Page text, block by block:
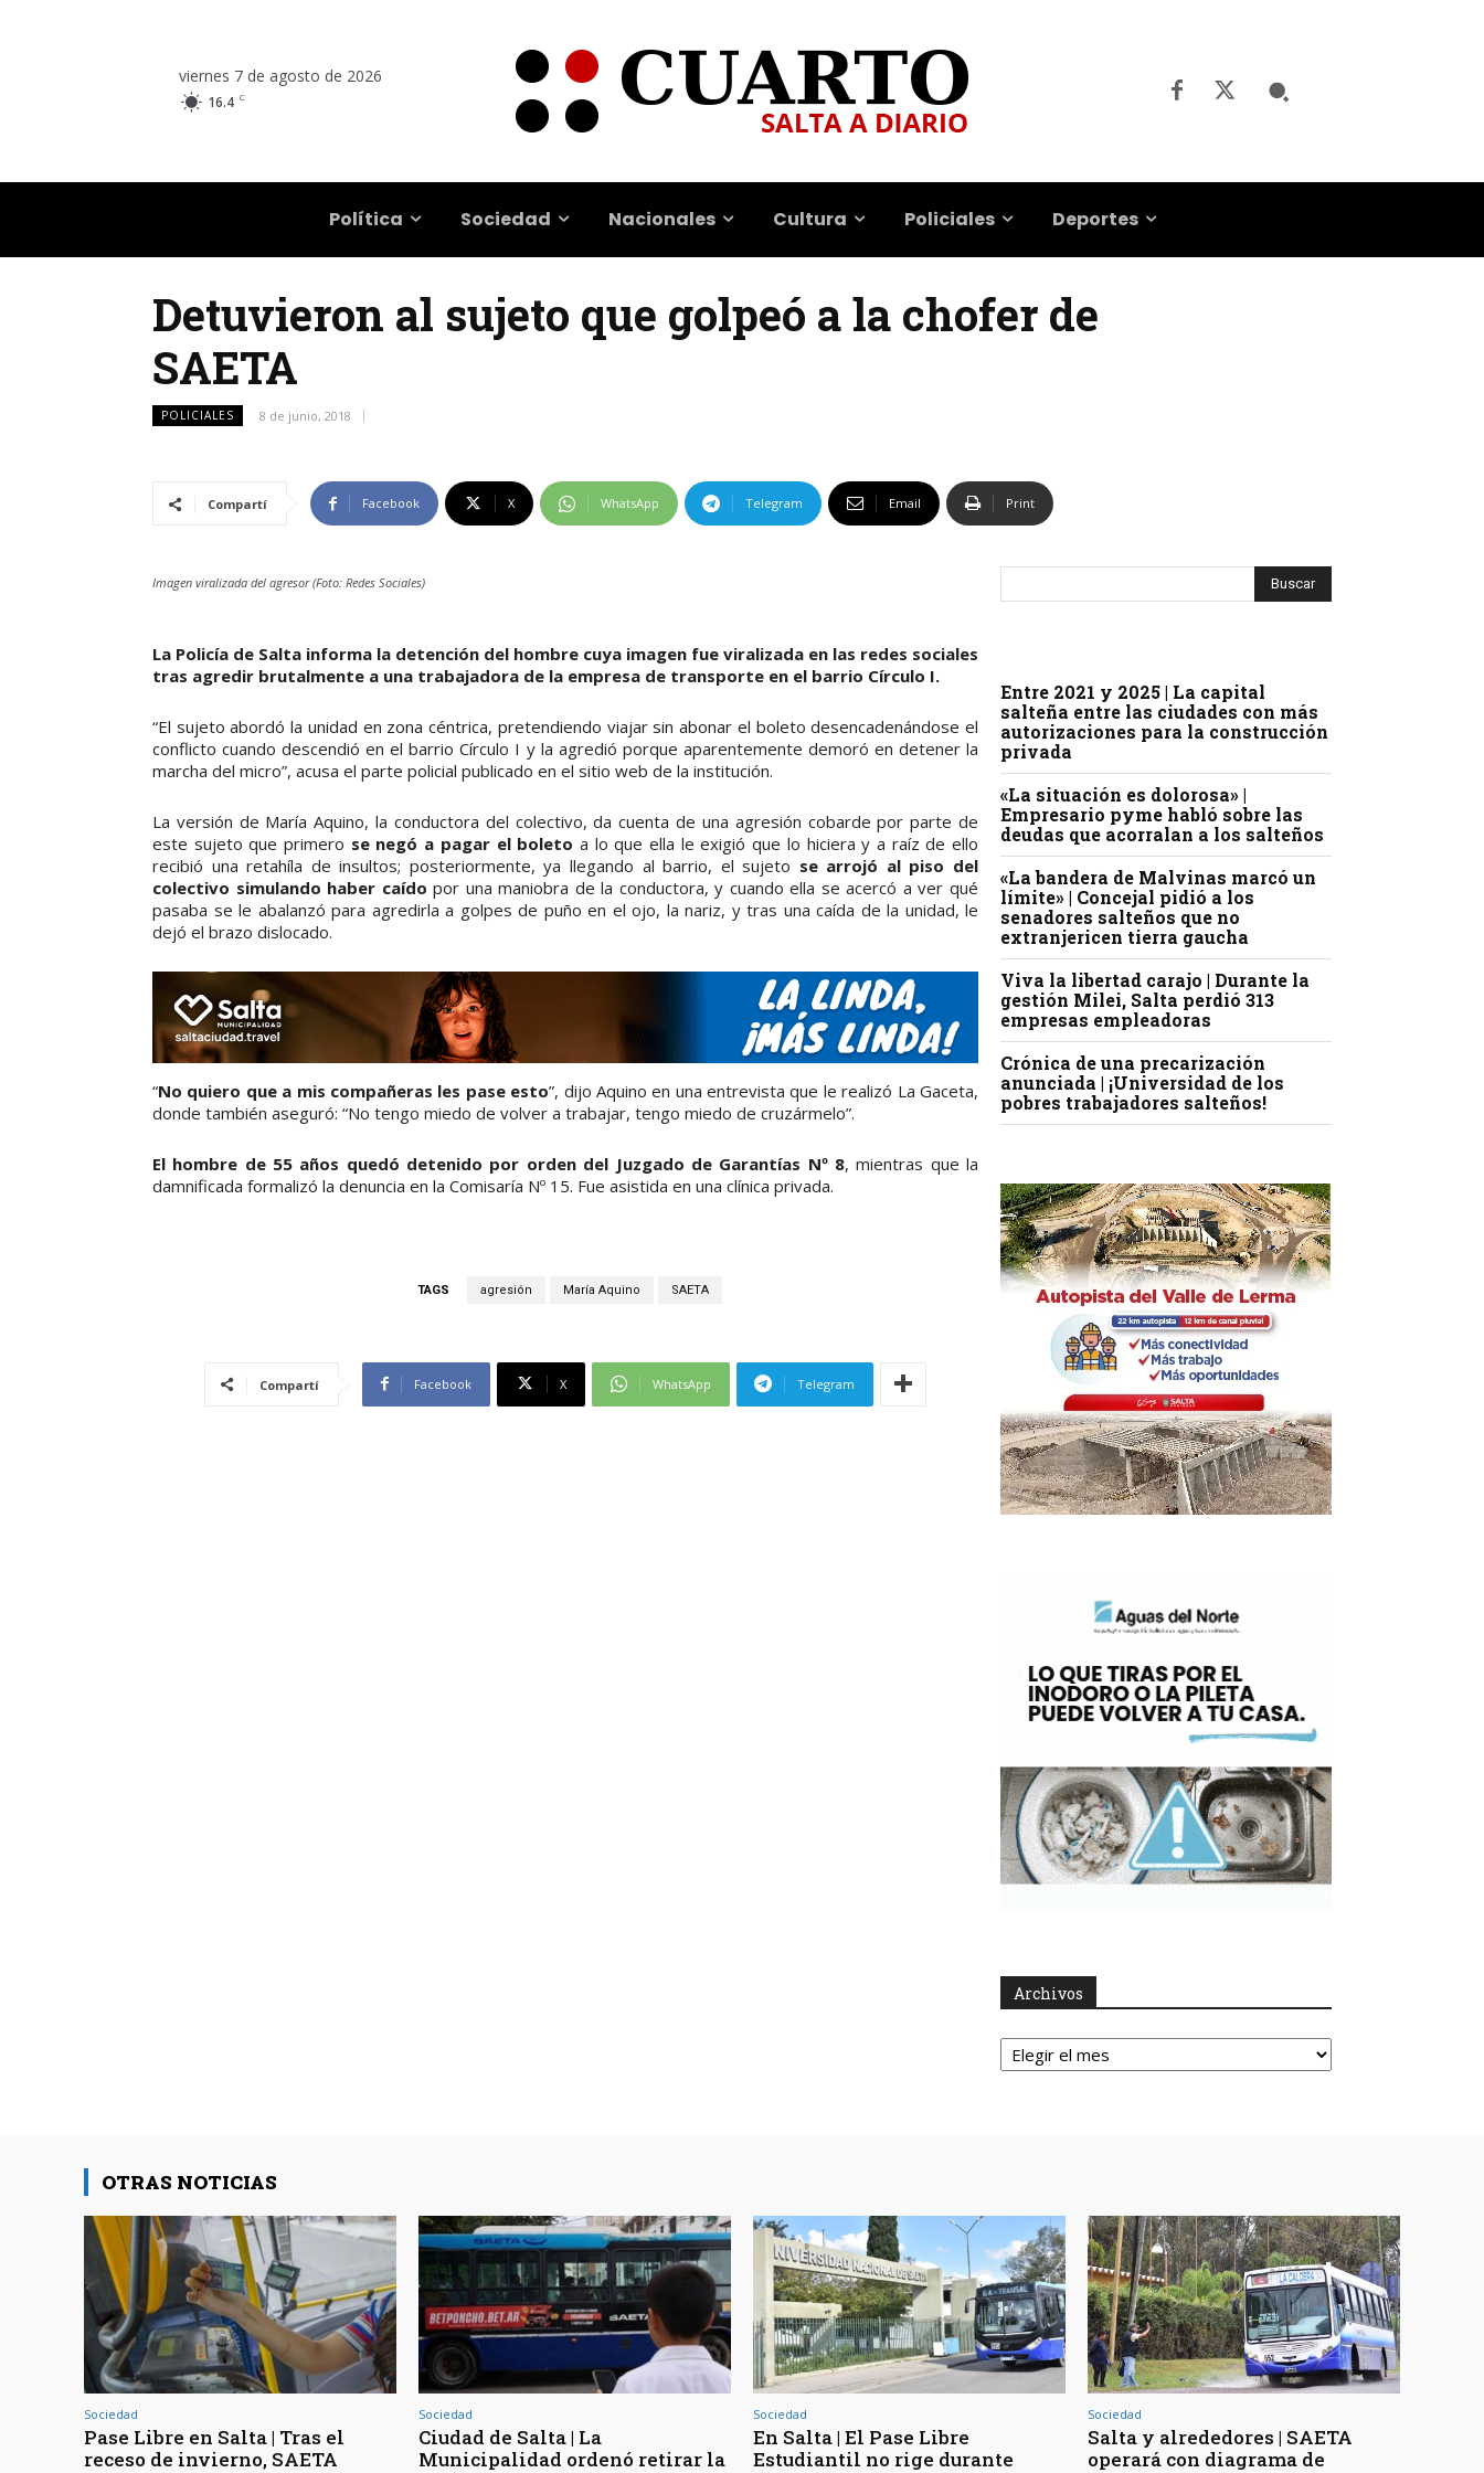
viernes 7 de agosto de 2026
16.4 C
Política Sociedad Nacionales Cultura Policiales Deportes
Detuvieron al sujeto que golpeó a la chofer de
SAETA
POLICIALES 8 de junio, 2018
Compartí Facebook X WhatsApp Telegram Email Print
Imagen viralizada del agresor (Foto: Redes Sociales)
La Policía de Salta informa la detención del hombre cuya imagen fue viralizada en las redes sociales
tras agredir brutalmente a una trabajadora de la empresa de transporte en el barrio Círculo I.
“El sujeto abordó la unidad en zona céntrica, pretendiendo viajar sin abonar el boleto desencadenándose el
conflicto cuando descendió en el barrio Círculo I y la agredió porque aparentemente demoró en detener la
marcha del micro”, acusa el parte policial publicado en el sitio web de la institución.
La versión de María Aquino, la conductora del colectivo, da cuenta de una agresión cobarde por parte de
este sujeto que primero se negó a pagar el boleto a lo que ella le exigió que lo hiciera y a raíz de ello
recibió una retahíla de insultos; posteriormente, ya llegando al barrio, el sujeto se arrojó al piso del
colectivo simulando haber caído por una maniobra de la conductora, y cuando ella se acercó a ver qué
pasaba se le abalanzó para agredirla a golpes de puño en el ojo, la nariz, y tras una caída de la unidad, le
dejó el brazo dislocado.
“No quiero que a mis compañeras les pase esto”, dijo Aquino en una entrevista que le realizó La Gaceta,
donde también aseguró: “No tengo miedo de volver a trabajar, tengo miedo de cruzármelo”.
El hombre de 55 años quedó detenido por orden del Juzgado de Garantías Nº 8, mientras que la
damnificada formalizó la denuncia en la Comisaría Nº 15. Fue asistida en una clínica privada.
TAGS agresión María Aquino SAETA
Compartí Facebook X WhatsApp Telegram
Entre 2021 y 2025 | La capital
salteña entre las ciudades con más
autorizaciones para la construcción
privada
«La situación es dolorosa» |
Empresario pyme habló sobre las
deudas que acorralan a los salteños
«La bandera de Malvinas marcó un
límite» | Concejal pidió a los
senadores salteños que no
extranjericen tierra gaucha
Viva la libertad carajo | Durante la
gestión Milei, Salta perdió 313
empresas empleadoras
Crónica de una precarización
anunciada | ¡Universidad de los
pobres trabajadores salteños!
Archivos
Archivos
OTRAS NOTICIAS
Sociedad
Pase Libre en Salta | Tras el
receso de invierno, SAETA
Sociedad
Ciudad de Salta | La
Municipalidad ordenó retirar la
Sociedad
En Salta | El Pase Libre
Estudiantil no rige durante
Sociedad
Salta y alrededores | SAETA
operará con diagrama de